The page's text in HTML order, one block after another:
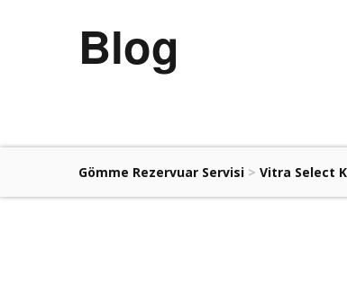
Blog
Gömme Rezervuar Servisi > Vitra Select